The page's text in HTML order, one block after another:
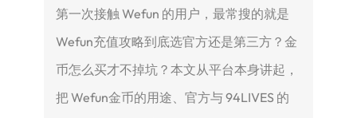
第一次接触 Wefun 的用户，最常搜的就是
Wefun充值攻略到底选官方还是第三方？金
币怎么买才不掉坑？本文从平台本身讲起，
把 Wefun金币的用途、官方与 94LIVES 的